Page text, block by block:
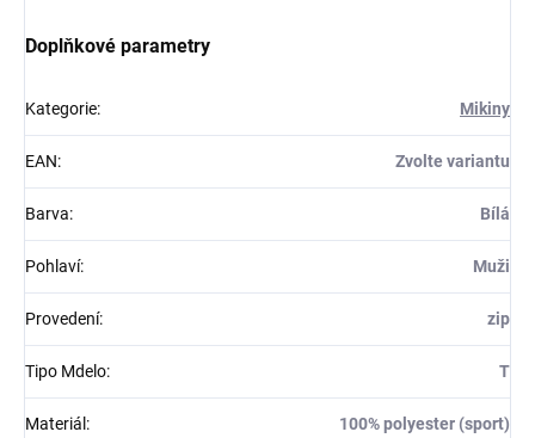
Doplňkové parametry
Kategorie: Mikiny
EAN: Zvolte variantu
Barva: Bílá
Pohlaví: Muži
Provedení: zip
Tipo Mdelo: T
Materiál : 100% polyester (sport)